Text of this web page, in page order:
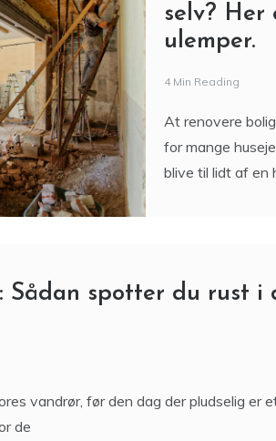
selv? Her
ulemper.
4 Min Reading
At renovere
for mange
blive til lidt af en
Sådan spotter du rust i
vandrør, før den dag der pludselig er
de